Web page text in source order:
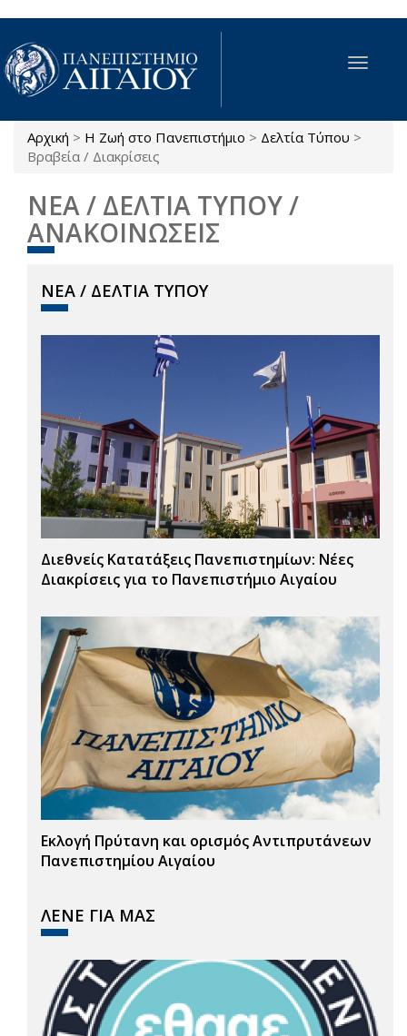
Παράκαμψη προς το κυρίως περιεχόμενο
Toggle
Είστε εδώ
Αρχική > Η Ζωή στο Πανεπιστήμιο > Δελτία Τύπου >
Βραβεία / Διακρίσεις
ΝΕΑ / ΔΕΛΤΙΑ ΤΥΠΟΥ /
ΑΝΑΚΟΙΝΩΣΕΙΣ
ΝΕΑ / ΔΕΛΤΙΑ ΤΥΠΟΥ
Διεθνείς Κατατάξεις Πανεπιστημίων: Νέες
Διακρίσεις για το Πανεπιστήμιο Αιγαίου
Εκλογή Πρύτανη και ορισμός Αντιπρυτάνεων
Πανεπιστημίου Αιγαίου
ΛΕΝΕ ΓΙΑ ΜΑΣ